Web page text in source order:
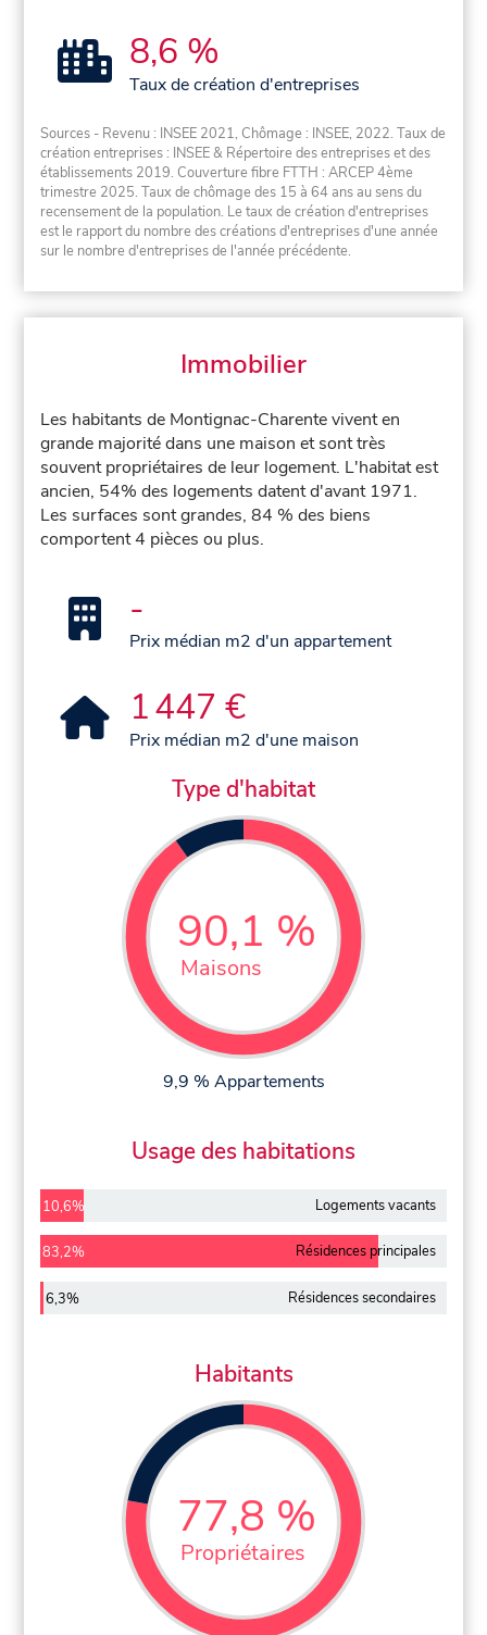
8,6 %
Taux de création d'entreprises
Sources - Revenu : INSEE 2021, Chômage : INSEE, 2022. Taux de
création entreprises : INSEE & Répertoire des entreprises et des
établissements 2019. Couverture fibre FTTH : ARCEP 4ème
trimestre 2025. Taux de chômage des 15 à 64 ans au sens du
recensement de la population. Le taux de création d'entreprises
est le rapport du nombre des créations d'entreprises d'une année
sur le nombre d'entreprises de l'année précédente.
Immobilier
Les habitants de Montignac-Charente vivent en
grande majorité dans une maison et sont très
souvent propriétaires de leur logement. L'habitat est
ancien, 54% des logements datent d'avant 1971.
Les surfaces sont grandes, 84 % des biens
comportent 4 pièces ou plus.
-
Prix médian m2 d'un appartement
1 447 €
Prix médian m2 d'une maison
Type d'habitat
90,1 %
Maisons
9,9 % Appartements
Usage des habitations
10,6% Logements vacants
83,2% Résidences principales
6,3% Résidences secondaires
Habitants
77,8 %
Propriétaires